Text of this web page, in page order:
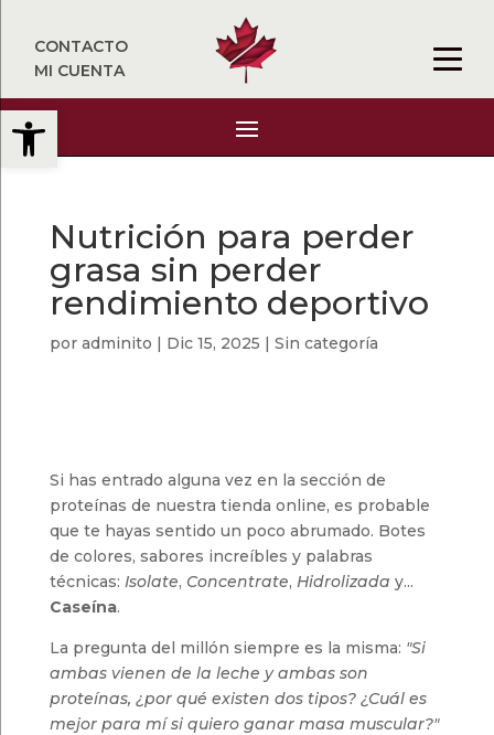
Abrir barra de herramientas
CONTACTO
MI CUENTA
Nutrición para perder
grasa sin perder
rendimiento deportivo
por adminito | Dic 15, 2025 | Sin categoría
Si has entrado alguna vez en la sección de
proteínas de nuestra tienda online, es probable
que te hayas sentido un poco abrumado. Botes
de colores, sabores increíbles y palabras
técnicas: Isolate, Concentrate, Hidrolizada y...
Caseína.
La pregunta del millón siempre es la misma: "Si
ambas vienen de la leche y ambas son
proteínas, ¿por qué existen dos tipos? ¿Cuál es
mejor para mí si quiero ganar masa muscular?"